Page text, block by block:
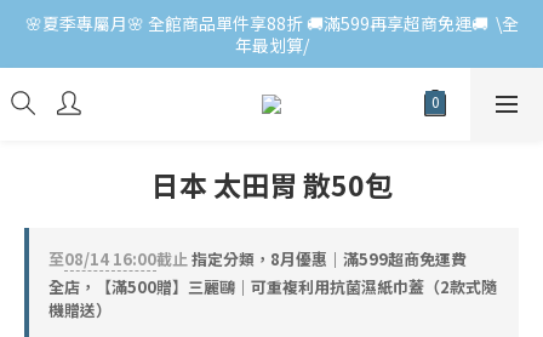
🌸夏季專屬月🌸 全館商品單件享88折 🚚滿599再享超商免運🚚  \全
年最划算/
日本 太田胃 散50包
至08/14 16:00截止指定分類，8月優惠｜滿599超商免運費
全店，【滿500贈】三麗鷗｜可重複利用抗菌濕紙巾蓋（2款式隨
機贈送）